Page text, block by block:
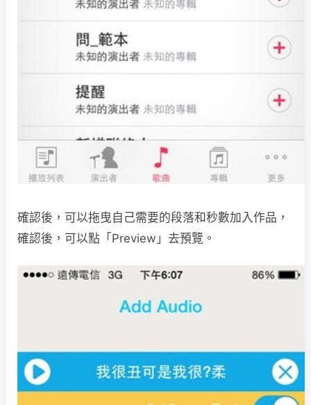
確認後，可以拖曳自己需要的段落和秒數加入作品，
確認後，可以點「Preview」去預覽。